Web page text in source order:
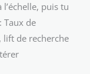
puis tu
Taux de
lift de recherche